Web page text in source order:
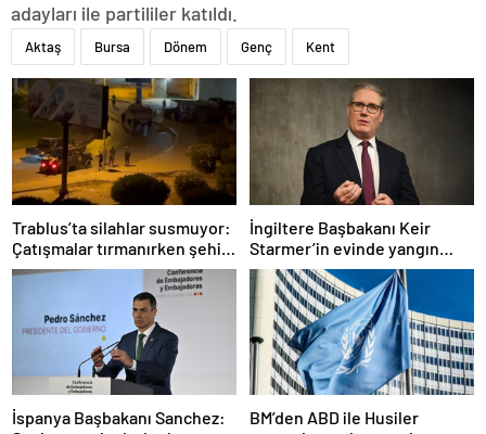
adayları ile partililer katıldı.
Aktaş Bursa Dönem Genç Kent
Trablus’ta silahlar susmuyor:
Çatışmalar tırmanırken şehir
alarmda
İngiltere Başbakanı Keir
Starmer’in evinde yangın
çıktı
İspanya Başbakanı Sanchez:
BM’den ABD ile Husiler